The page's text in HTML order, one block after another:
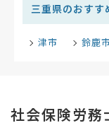
三重県のおすす
津市 鈴鹿
社会保険労務